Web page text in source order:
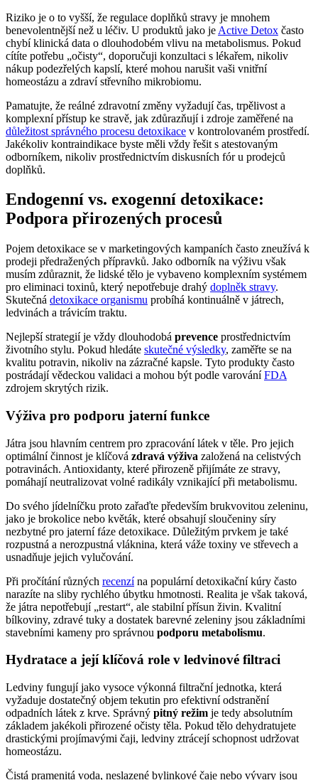
Riziko je o to vyšší, že regulace doplňků stravy je mnohem
benevolentnější než u léčiv. U produktů jako je Active Detox často
chybí klinická data o dlouhodobém vlivu na metabolismus. Pokud
cítíte potřebu „očisty“, doporučuji konzultaci s lékařem, nikoliv
nákup podezřelých kapslí, které mohou narušit vaši vnitřní
homeostázu a zdraví střevního mikrobiomu.
Pamatujte, že reálné zdravotní změny vyžadují čas, trpělivost a
komplexní přístup ke stravě, jak zdůrazňují i zdroje zaměřené na
důležitost správného procesu detoxikace v kontrolovaném prostředí.
Jakékoliv kontraindikace byste měli vždy řešit s atestovaným
odborníkem, nikoliv prostřednictvím diskusních fór u prodejců
doplňků.
Endogenní vs. exogenní detoxikace:
Podpora přirozených procesů
Pojem detoxikace se v marketingových kampaních často zneužívá k
prodeji předražených přípravků. Jako odborník na výživu však
musím zdůraznit, že lidské tělo je vybaveno komplexním systémem
pro eliminaci toxinů, který nepotřebuje drahý doplněk stravy.
Skutečná detoxikace organismu probíhá kontinuálně v játrech,
ledvinách a trávicím traktu.
Nejlepší strategií je vždy dlouhodobá prevence prostřednictvím
životního stylu. Pokud hledáte skutečné výsledky, zaměřte se na
kvalitu potravin, nikoliv na zázračné kapsle. Tyto produkty často
postrádají vědeckou validaci a mohou být podle varováníFDA
zdrojem skrytých rizik.
Výživa pro podporu jaterní funkce
Játra jsou hlavním centrem pro zpracování látek v těle. Pro jejich
optimální činnost je klíčová zdravá výživa založená na celistvých
potravinách. Antioxidanty, které přirozeně přijímáte ze stravy,
pomáhají neutralizovat volné radikály vznikající při metabolismu.
Do svého jídelníčku proto zařaďte především brukvovitou zeleninu,
jako je brokolice nebo květák, které obsahují sloučeniny síry
nezbytné pro jaterní fáze detoxikace. Důležitým prvkem je také
rozpustná a nerozpustná vláknina, která váže toxiny ve střevech a
usnadňuje jejich vylučování.
Při pročítání různých recenzína populární detoxikační kúry často
narazíte na sliby rychlého úbytku hmotnosti. Realita je však taková,
že játra nepotřebují „restart“, ale stabilní přísun živin. Kvalitní
bílkoviny, zdravé tuky a dostatek barevné zeleniny jsou základními
stavebními kameny pro správnou podporu metabolismu.
Hydratace a její klíčová role v ledvinové filtraci
Ledviny fungují jako vysoce výkonná filtrační jednotka, která
vyžaduje dostatečný objem tekutin pro efektivní odstranění
odpadních látek z krve. Správný pitný režim je tedy absolutním
základem jakékoli přirozené očisty těla. Pokud tělo dehydratujete
drastickými projímavými čaji, ledviny ztrácejí schopnost udržovat
homeostázu.
Čistá pramenitá voda, neslazené bylinkové čaje nebo vývary jsou